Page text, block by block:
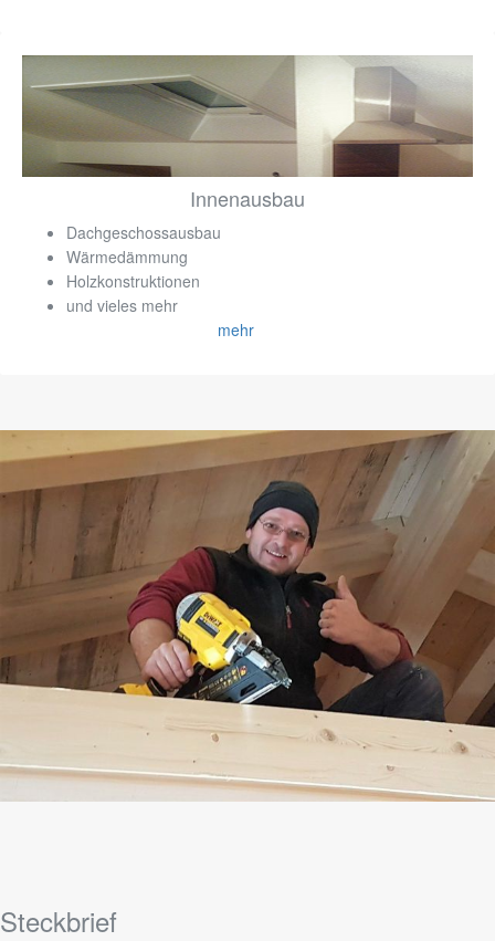
Innenausbau
Dachgeschossausbau
Wärmedämmung
Holzkonstruktionen
und vieles mehr
mehr
Steckbrief